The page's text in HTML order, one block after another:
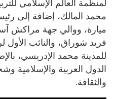
لمنظمة العالم الإسلامي
محمد المالك، إضافة إلى
ميارة، ووالي جهة مراكش
فريد شوراق، والنائب
للمدينة محمد الإدريسي،
الدول العربية والإسلامية
والثقافة.